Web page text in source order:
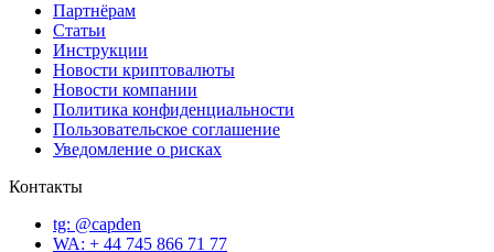
Партнёрам
Статьи
Инструкции
Новости криптовалюты
Новости компании
Политика конфиденциальности
Пользовательское соглашение
Уведомление о рисках
Контакты
tg: @capden
WA: + 44 745 866 71 77